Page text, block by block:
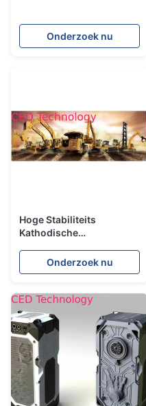
Onderzoek nu
Hoge Stabiliteits
Kathodische
voor Mechanische
Techniek
Onderzoek nu